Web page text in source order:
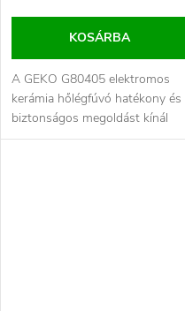
KOSÁRBA
A GEKO G80405 elektromos
kerámia hőlégfúvó hatékony és
biztonságos megoldást kínál
kisebb és közepes méretű...